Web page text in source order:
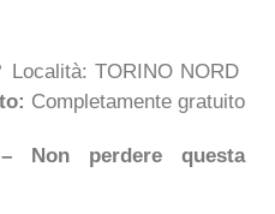
Località: TORINO NORD
Completamente gratuito
Non perdere questa